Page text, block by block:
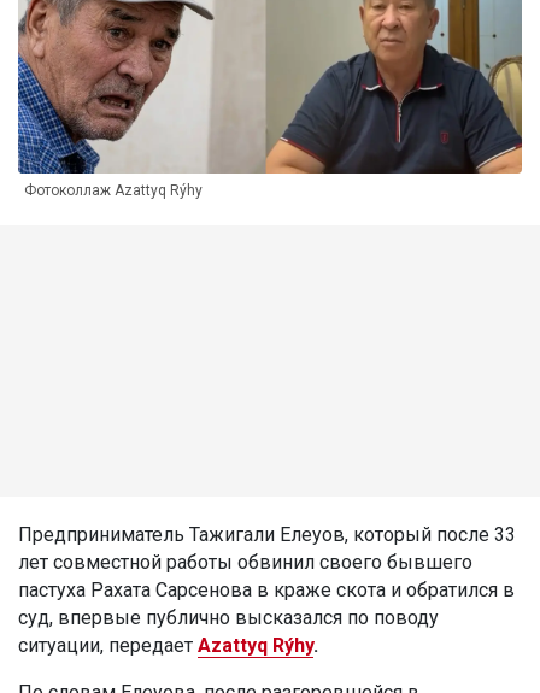
Фотоколлаж Azattyq Rýhy
Предприниматель Тажигали Елеуов, который после 33
лет совместной работы обвинил своего бывшего
пастуха Рахата Сарсенова в краже скота и обратился в
суд, впервые публично высказался по поводу
ситуации, передает Azattyq Rýhy.